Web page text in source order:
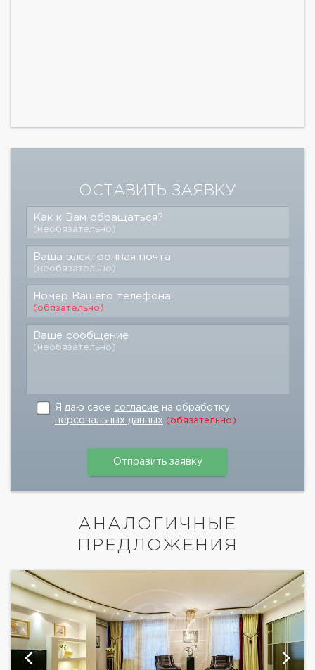
ОСТАВИТЬ ЗАЯВКУ
Как к Вам обращаться?
(необязательно)
Ваша электронная почта
(необязательно)
Номер Вашего телефона
(обязательно)
Ваше сообщение
(необязательно)
Я даю свое согласие на обработку
персональных данных (обязательно)
АНАЛОГИЧНЫЕ
ПРЕДЛОЖЕНИЯ